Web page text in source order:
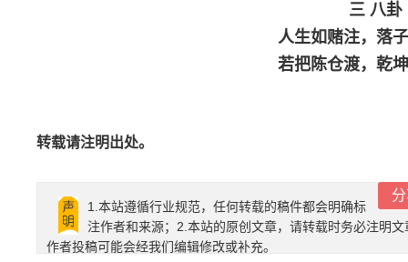
三 八卦
人生如赌注，落
若把陈仓渡，乾
转载请注明出处。
1.本站遵循行业规范，任何转载的稿件都会明确标
注作者和来源；2.本站的原创文章，请转载时务必注明
作者投稿可能会经我们编辑修改或补充。